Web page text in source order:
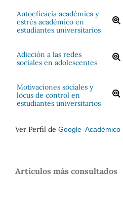
Autoeficacia académica y
estrés académico en
estudiantes universitarios
Adicción a las redes
sociales en adolescentes
Motivaciones sociales y
locus de control en
estudiantes universitarios
Ver Perfil de Google Académico
Artículos más consultados